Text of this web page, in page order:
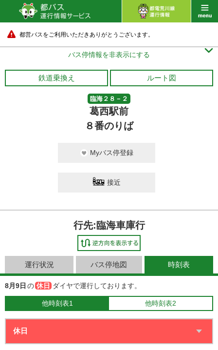
都営バスをご利用いただきありがとうございます。
バス停情報を非表示にする 
鉄道乗換え ルート図
臨海２８－２
葛西駅前
８番のりば
Myバス停登録
接近
行先:臨海車庫行
運行状況 バス停地図 時刻表
8月9日 の 休日 ダイヤで運行しております。
他時刻表1 他時刻表2